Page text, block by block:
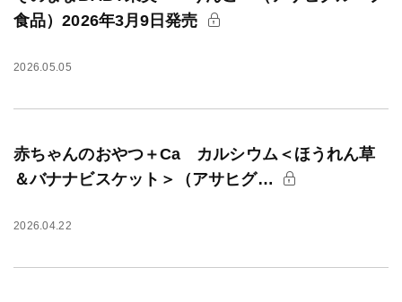
食品）2026年3月9日発売
2026.05.05
赤ちゃんのおやつ＋Ca カルシウム＜ほうれん草
＆バナナビスケット＞（アサヒグ…
2026.04.22